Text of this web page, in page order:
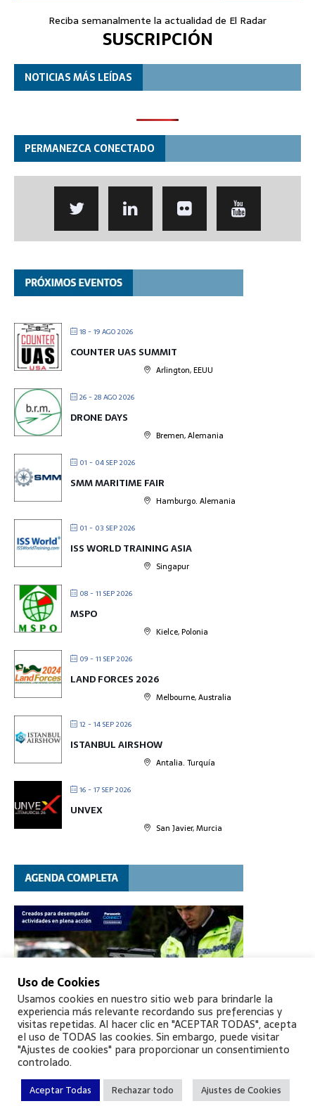
Reciba semanalmente la actualidad de El Radar
SUSCRIPCIÓN
NOTICIAS MÁS LEÍDAS
PERMANEZCA CONECTADO
18 - 19 AGO 2026
COUNTER UAS SUMMIT
Arlington, EEUU
26 - 28 AGO 2026
DRONE DAYS
Bremen, Alemania
01 - 04 SEP 2026
SMM MARITIME FAIR
Hamburgo. Alemania
01 - 03 SEP 2026
ISS WORLD TRAINING ASIA
Singapur
08 - 11 SEP 2026
MSPO
Kielce, Polonia
09 - 11 SEP 2026
LAND FORCES 2026
Melbourne, Australia
12 - 14 SEP 2026
ISTANBUL AIRSHOW
Antalia. Turquía
16 - 17 SEP 2026
UNVEX
San Javier, Murcia
Uso de Cookies
Usamos cookies en nuestro sitio web para brindarle la
experiencia más relevante recordando sus preferencias y
visitas repetidas. Al hacer clic en "ACEPTAR TODAS", acepta
el uso de TODAS las cookies. Sin embargo, puede visitar
"Ajustes de cookies" para proporcionar un consentimiento
controlado.
Aceptar Todas Rechazar todo Ajustes de Cookies